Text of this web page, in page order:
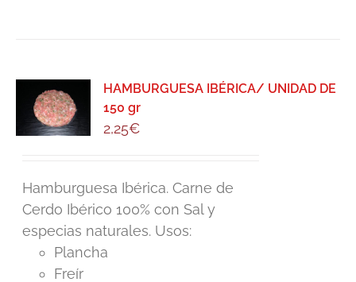
HAMBURGUESA IBÉRICA/ UNIDAD DE
150 gr
2,25€
Hamburguesa Ibérica. Carne de
Cerdo Ibérico 100% con Sal y
especias naturales. Usos:
Plancha
Freír